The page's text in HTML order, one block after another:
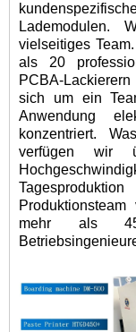
Lademodulen.
vielseitiges
als 20
PCBA-
sich um ein
Anwendung
konzentriert.
verfügen wir
mehr als 45